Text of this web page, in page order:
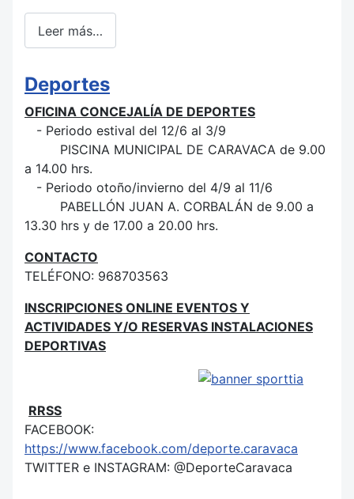
Leer más…
Deportes
OFICINA CONCEJALÍA DE DEPORTES
- Periodo estival del 12/6 al 3/9
PISCINA MUNICIPAL DE CARAVACA de 9.00
a 14.00 hrs.
- Periodo otoño/invierno del 4/9 al 11/6
PABELLÓN JUAN A. CORBALÁN de 9.00 a
13.30 hrs y de 17.00 a 20.00 hrs.
CONTACTO
TELÉFONO: 968703563
INSCRIPCIONES ONLINE EVENTOS Y
ACTIVIDADES Y/O RESERVAS INSTALACIONES
DEPORTIVAS
RRSS
FACEBOOK:
https://www.facebook.com/deporte.caravaca
TWITTER e INSTAGRAM: @DeporteCaravaca